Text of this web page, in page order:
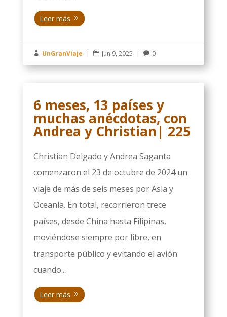
Leer más
 UnGranViaje |  Jun 9, 2025 |  0
6 meses, 13 países y
muchas anécdotas, con
Andrea y Christian| 225
Christian Delgado y Andrea Saganta
comenzaron el 23 de octubre de 2024 un
viaje de más de seis meses por Asia y
Oceanía. En total, recorrieron trece
países, desde China hasta Filipinas,
moviéndose siempre por libre, en
transporte público y evitando el avión
cuando...
Leer más